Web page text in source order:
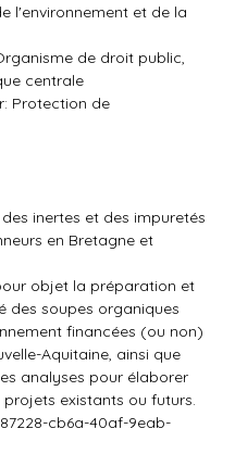
l'environnement et de la
de droit public,
centrale
Protection de
inertes et des impuretés
en Bretagne et
objet la préparation et
des soupes organiques
financées (ou non)
Aquitaine, ainsi que
analyses pour élaborer
existants ou futurs.
cb6a-40af-9eab-